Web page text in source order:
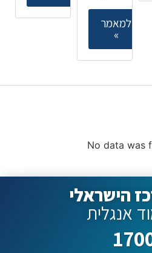
למאמר
»
No data was
הישראלי
אנגלית